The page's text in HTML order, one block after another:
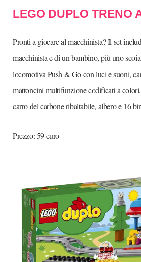
LEGO DUPLO TRENO
Pronti a giocare al macchinista? Il set
macchinista e di un bambino, più uno
locomotiva Push & Go con luci e suoni,
mattoncini multifunzione codificati a
carro del carbone ribaltabile, albero e 16
Prezzo: 59 euro